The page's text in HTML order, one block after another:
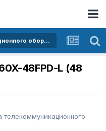
Покупка и продажа телекоммуникационного оборудования
48FPD-L (48